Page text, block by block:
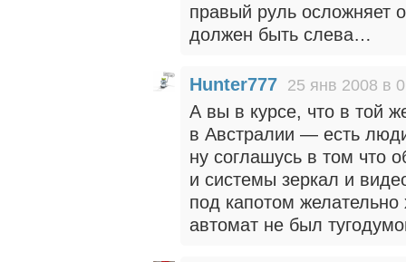
правый руль осложняет
должен быть слева…
Hunter777 25 янв 2008 в
А вы в курсе, что в той
в Австралии — есть
ну соглашусь в том что
и системы зеркал и
под капотом
автомат не был